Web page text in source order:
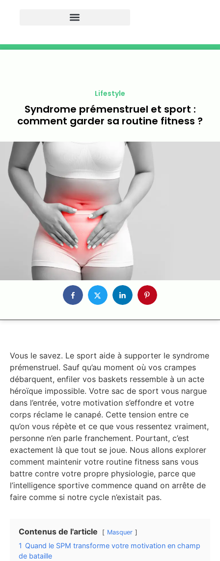
Lifestyle
Syndrome prémenstruel et sport :
comment garder sa routine fitness ?
Vous le savez. Le sport aide à supporter le syndrome
prémenstruel. Sauf qu’au moment où vos crampes
débarquent, enfiler vos baskets ressemble à un acte
héroïque impossible. Votre sac de sport vous nargue
dans l’entrée, votre motivation s’effondre et votre
corps réclame le canapé. Cette tension entre ce
qu’on vous répète et ce que vous ressentez vraiment,
personne n’en parle franchement. Pourtant, c’est
exactement là que tout se joue. Nous allons explorer
comment maintenir votre routine fitness sans vous
battre contre votre propre physiologie, parce que
l’intelligence sportive commence quand on arrête de
faire comme si notre cycle n’existait pas.
Contenus de l'article Masquer
1 Quand le SPM transforme votre motivation en champ
de bataille